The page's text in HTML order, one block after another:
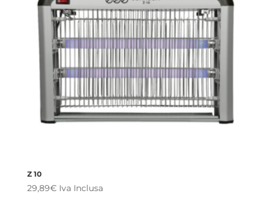
Z 10
29,89€ Iva Inclusa